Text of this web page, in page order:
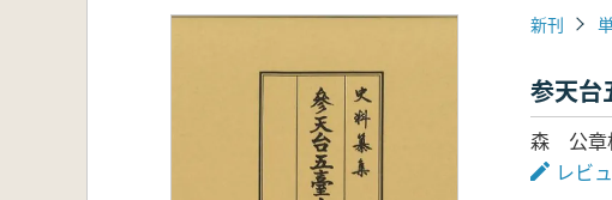
新刊
参天
森 公章
レビ